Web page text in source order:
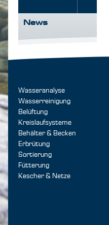
News
Wasseranalyse
Wasserreinigung
Belüftung
Kreislaufsysteme
Behälter & Becken
Erbrütung
Sortierung
Fütterung
Kescher & Netze